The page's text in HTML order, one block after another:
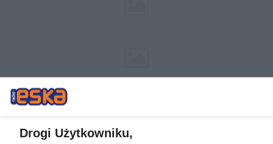
Drogi Użytkowniku,